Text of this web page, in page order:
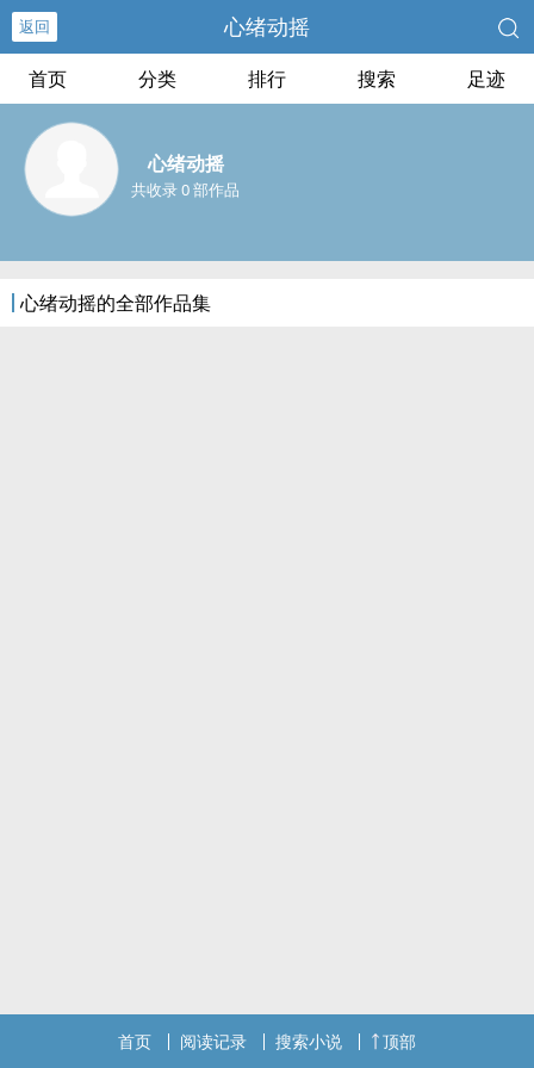
返回 心绪动摇
首页 分类 排行 搜索 足迹
心绪动摇
共收录 0 部作品
心绪动摇的全部作品集
首页 阅读记录 搜索小说 顶部